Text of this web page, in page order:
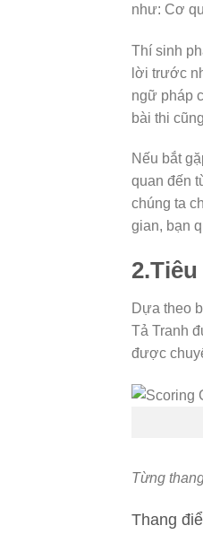
như: Cơ
Thí sinh
lời trước
ngữ pháp
bài thi
Nếu bắt
quan đến
chúng ta
gian, bạn
Dựa theo
Tả Tranh
được
Từng
Thang